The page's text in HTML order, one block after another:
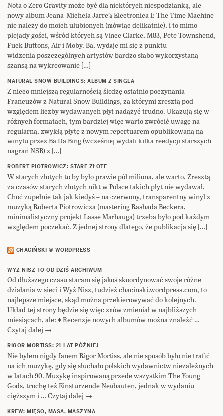
Nota o Zero Gravity może być dla niektórych niespodzianką, ale
nowy album Jeana-Michela Jarre’a Electronica 1: The Time Machine
nie należy do moich ulubionych (mówiąc delikatnie), i to mimo
plejady gości, wśród których są Vince Clarke, M83, Pete Townshend,
Fuck Buttons, Air i Moby. Ba, wydaje mi się z punktu
widzenia poszczególnych artystów bardzo słabo wykorzystaną
szansą na wykreowanie […]
NATURAL SNOW BUILDINGS: ALBUM Z SINGLA
Z nieco mniejszą regularnością śledzę ostatnio poczynania
Francuzów z Natural Snow Buildings, za którymi zresztą pod
względem liczby wydawanych płyt nadążyć trudno. Ukazują się w
różnych formatach, tym bardziej więc warto zwrócić uwagę na
regularną, zwykłą płytę z nowym repertuarem opublikowaną na
winylu przez Ba Da Bing (wcześniej wydali kilka reedycji starszych
nagrań NSB) z […]
ROBERT PIOTROWICZ: STARE ZŁOTE
W starych złotych to by było prawie pół miliona, ale warto. Zresztą
za czasów starych złotych nikt w Polsce takich płyt nie wydawał.
Choć zupełnie tak jak kiedyś – na czerwony, transparentny winyl z
muzyką Roberta Piotrowicza (mastering Rashada Beckera,
minimalistyczny projekt Lasse Marhauga) trzeba było pod każdym
względem poczekać. Z jednej strony dlatego, że publikacja się […]
CHACIŃSKI @ WORDPRESS
WYŻ NISZ TO OD DZIŚ ARCHIWUM
Od dłuższego czasu staram się jakoś skoordynować swoje różne
działania w sieci i Wyż Nisz, tudzież chacinski.wordpress.com, to
najlepsze miejsce, skąd można przekierowywać do kolejnych.
Układ tej strony będzie się więc znów zmieniał w najbliższych
miesiącach, ale: ♦ Recenzje nowych albumów można znaleźć …
Czytaj dalej →
RIGOR MORTISS: 21 LAT PÓŹNIEJ
Nie byłem nigdy fanem Rigor Mortiss, ale nie sposób było nie trafić
na ich muzykę, gdy się słuchało polskich wydawnictw niezależnych
w latach 90. Muzykę inspirowaną przede wszystkim The Young
Gods, trochę też Einsturzende Neubauten, jednak w wydaniu
cięższym i … Czytaj dalej →
KREW: MIĘSO, MASA, MASZYNA